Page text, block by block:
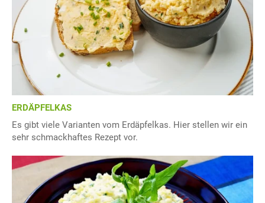
ERDÄPFELKAS
Es gibt viele Varianten vom Erdäpfelkas. Hier stellen wir ein
sehr schmackhaftes Rezept vor.